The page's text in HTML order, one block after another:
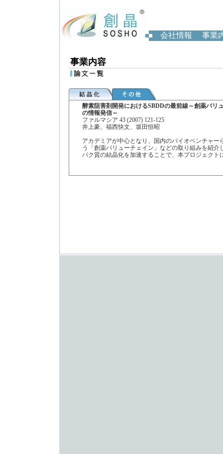
会社情報 事業
事業内容
酵素阻害剤開発におけるSBDDの最前線～創薬バリ
の情報発信～
ファルマシア 43 (2007) 121-125
井上豪、福西快文、坂田恒昭
アカデミアが中心となり、国内のバイオベンチャー
う「創薬バリューチェイン」などの取り組みを紹
パク質の結晶化を加速することで、本プロジェクト